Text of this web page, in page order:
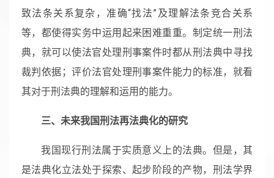
致法条关系复杂，准确“找法”及理解法条竞合关系
等，都使得实务中运用起来困难重重。制定统一刑法
典，就可以使法官处理刑事案件时都从刑法典中寻找
裁判依据；评价法官处理刑事案件能力的标准，就看
其对于刑法典的理解和运用的能力。
三、未来我国刑法再法典化的研究
我国现行刑法属于实质意义上的法典。但是，其
是法典化立法处于探索、起步阶段的产物，刑法学界